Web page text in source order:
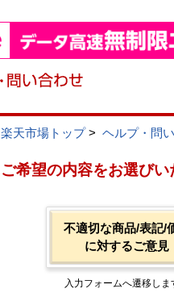
楽天市場トップ> ヘルプ・問
ご希望の内容をお選びい
不適切な商品/表記/
に対するご意見
入力フォームへ遷移しま